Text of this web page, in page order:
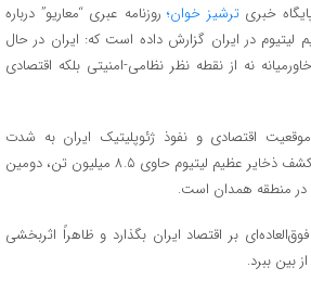
خبری ترشیز خوان؛ روزنامه عبری “معاریو” درباره
در ایران گزارش داده است که: ایران در حال
نه از نقطه نظر نظامی-امنیتی بلکه اقتصادی
اقتصادی و نفوذ ژئوپلیتیک ایران به شدت
افزایش یابد؛ همه اینها پس از کشف ذخایر عظیم لیتیوم حاوی ۸.۵ میلیون تن، دومین
در منطقه همدان است.
بر اقتصاد ایران بگذارد و ظاهراً اثربخشی
بین ببرد.